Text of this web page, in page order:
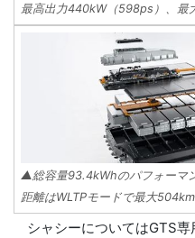
最高出力440kW（598ps）、最
▲総容量93.4kWhのパフォーマ
距離はWLTPモードで最大
シャシーについてはGTS専